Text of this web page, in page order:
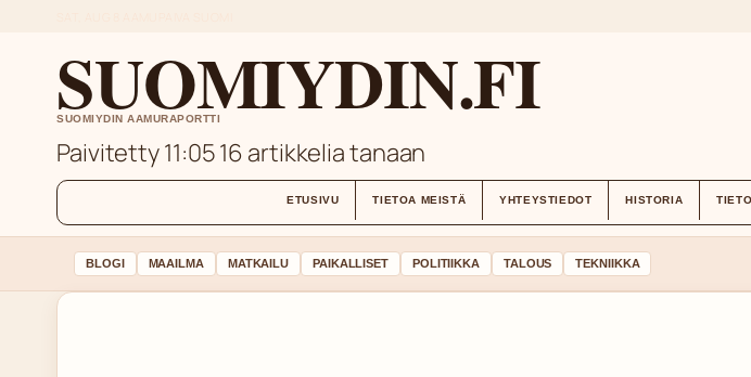
SUOMIYDIN.FI
SUOMIYDIN AAMURAPORTTI
Paivitetty 11:0516 artikkelia tanaan
ETUSIVU TIETOA MEISTÄ YHTEYSTIEDOT HISTORIA
BLOGI MAAILMA MATKAILU PAIKALLISET POLITIIKKA TALOUS TEKNIIKKA